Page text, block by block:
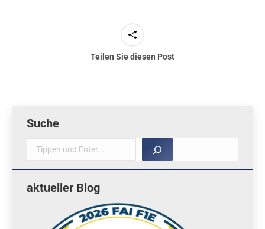
Teilen Sie diesen Post
Suche
Suche
aktueller Blog